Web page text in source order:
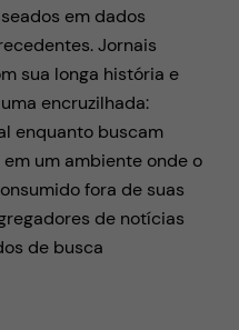
em dados
Jornais
sua longa história e
encruzilhada:
enquanto buscam
um ambiente onde o
fora de suas
de notícias
de busca